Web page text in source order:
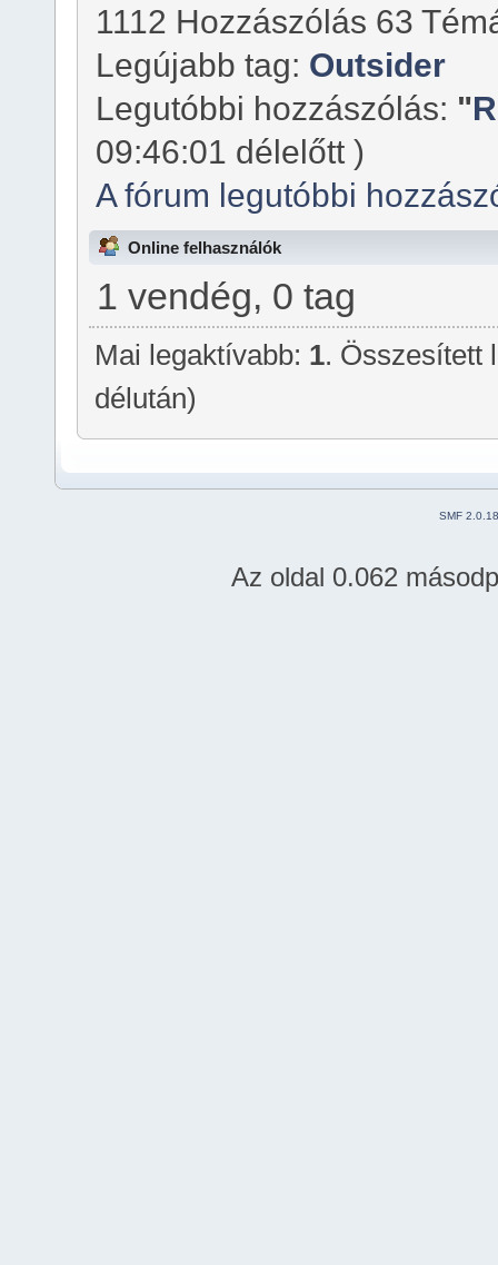
1112 Hozzászólás 63
Legújabb tag: Outsider
Legutóbbi hozzászólás: "
09:46:01 délelőtt )
A fórum legutóbbi
Online felhasználók
1 vendég, 0 tag
Mai legaktívabb: 1. Összesített
délután)
SMF 2.0.18
Az oldal 0.062